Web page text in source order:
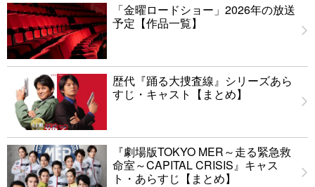
「金曜ロードショー」2026年の放送
予定【作品一覧】
歴代『踊る大捜査線』シリーズあら
すじ・キャスト【まとめ】
『劇場版TOKYO MER～走る緊急救
命室～CAPITAL CRISIS』キャス
ト・あらすじ【まとめ】